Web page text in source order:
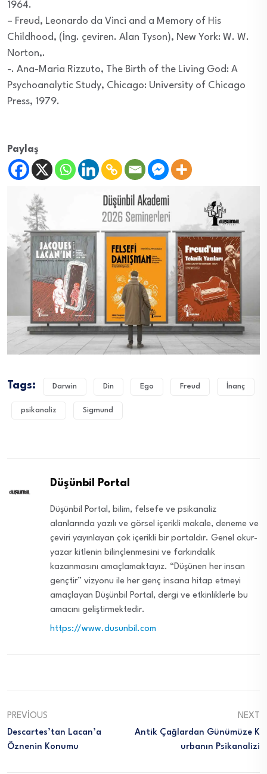
1964.
– Freud, Leonardo da Vinci and a Memory of His
Childhood, (İng. çeviren. Alan Tyson), New York: W. W.
Norton,.
-. Ana-Maria Rizzuto, The Birth of the Living God: A
Psychoanalytic Study, Chicago: University of Chicago
Press, 1979.
Paylaş
Tags: Darwin Din Ego Freud İnanç
psikanaliz Sigmund
Düşünbil Portal
Düşünbil Portal, bilim, felsefe ve psikanaliz
alanlarında yazılı ve görsel içerikli makale, deneme ve
çeviri yayınlayan çok içerikli bir portaldır. Genel okur-
yazar kitlenin bilinçlenmesini ve farkındalık
kazanmasını amaçlamaktayız. “Düşünen her insan
gençtir” vizyonu ile her genç insana hitap etmeyi
amaçlayan Düşünbil Portal, dergi ve etkinliklerle bu
amacını geliştirmektedir.
https://www.dusunbil.com
PREVIOUS
Descartes’tan Lacan’a
Öznenin Konumu
NEXT
Antik Çağlardan Günümüze K
Urbanın Psikanalizi